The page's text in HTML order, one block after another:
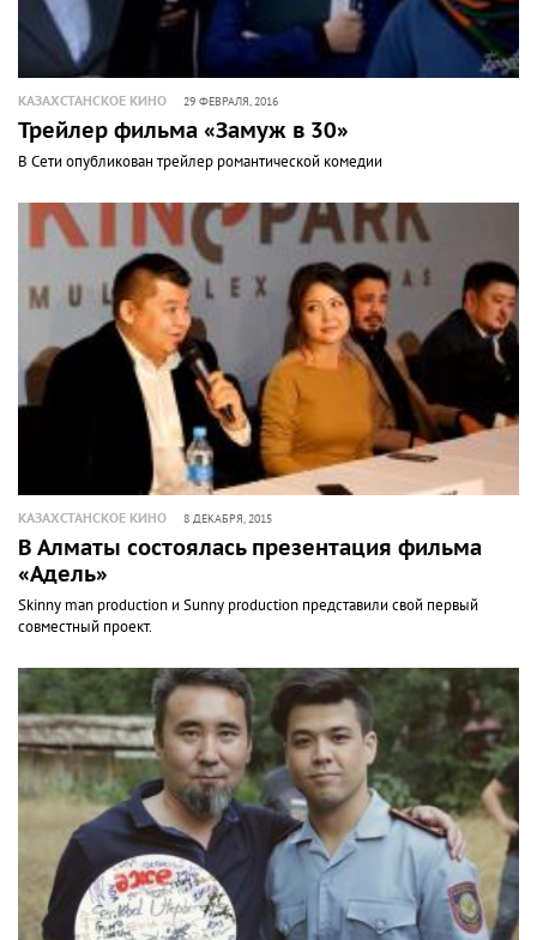
КАЗАХСТАНСКОЕ КИНО 29 ФЕВРАЛЯ, 2016
Трейлер фильма «Замуж в 30»
В Сети опубликован трейлер романтической комедии
КАЗАХСТАНСКОЕ КИНО 8 ДЕКАБРЯ, 2015
В Алматы состоялась презентация фильма
«Адель»
Skinny man production и Sunny production представили свой первый
совместный проект.